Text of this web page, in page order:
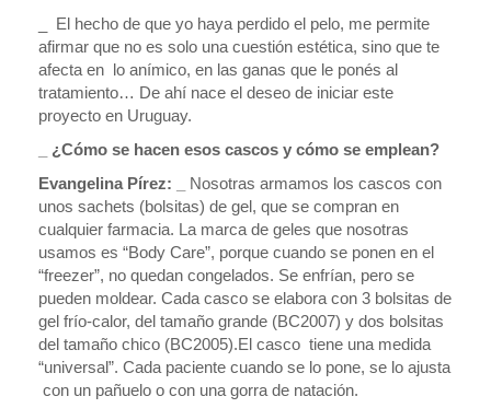
_ El hecho de que yo haya perdido el pelo, me permite
afirmar que no es solo una cuestión estética, sino que te
afecta en lo anímico, en las ganas que le ponés al
tratamiento… De ahí nace el deseo de iniciar este
proyecto en Uruguay.
_ ¿Cómo se hacen esos cascos y cómo se emplean?
Evangelina Pírez: _ Nosotras armamos los cascos con
unos sachets (bolsitas) de gel, que se compran en
cualquier farmacia. La marca de geles que nosotras
usamos es “Body Care”, porque cuando se ponen en el
“freezer”, no quedan congelados. Se enfrían, pero se
pueden moldear. Cada casco se elabora con 3 bolsitas de
gel frío-calor, del tamaño grande (BC2007) y dos bolsitas
del tamaño chico (BC2005).El casco tiene una medida
“universal”. Cada paciente cuando se lo pone, se lo ajusta
con un pañuelo o con una gorra de natación.